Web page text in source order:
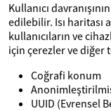
Kullanıcı
edilebilir. Isı haritası
kullanıcıların ve
için çerezler ve diğer
Coğrafi konum
UUID (Evrensel